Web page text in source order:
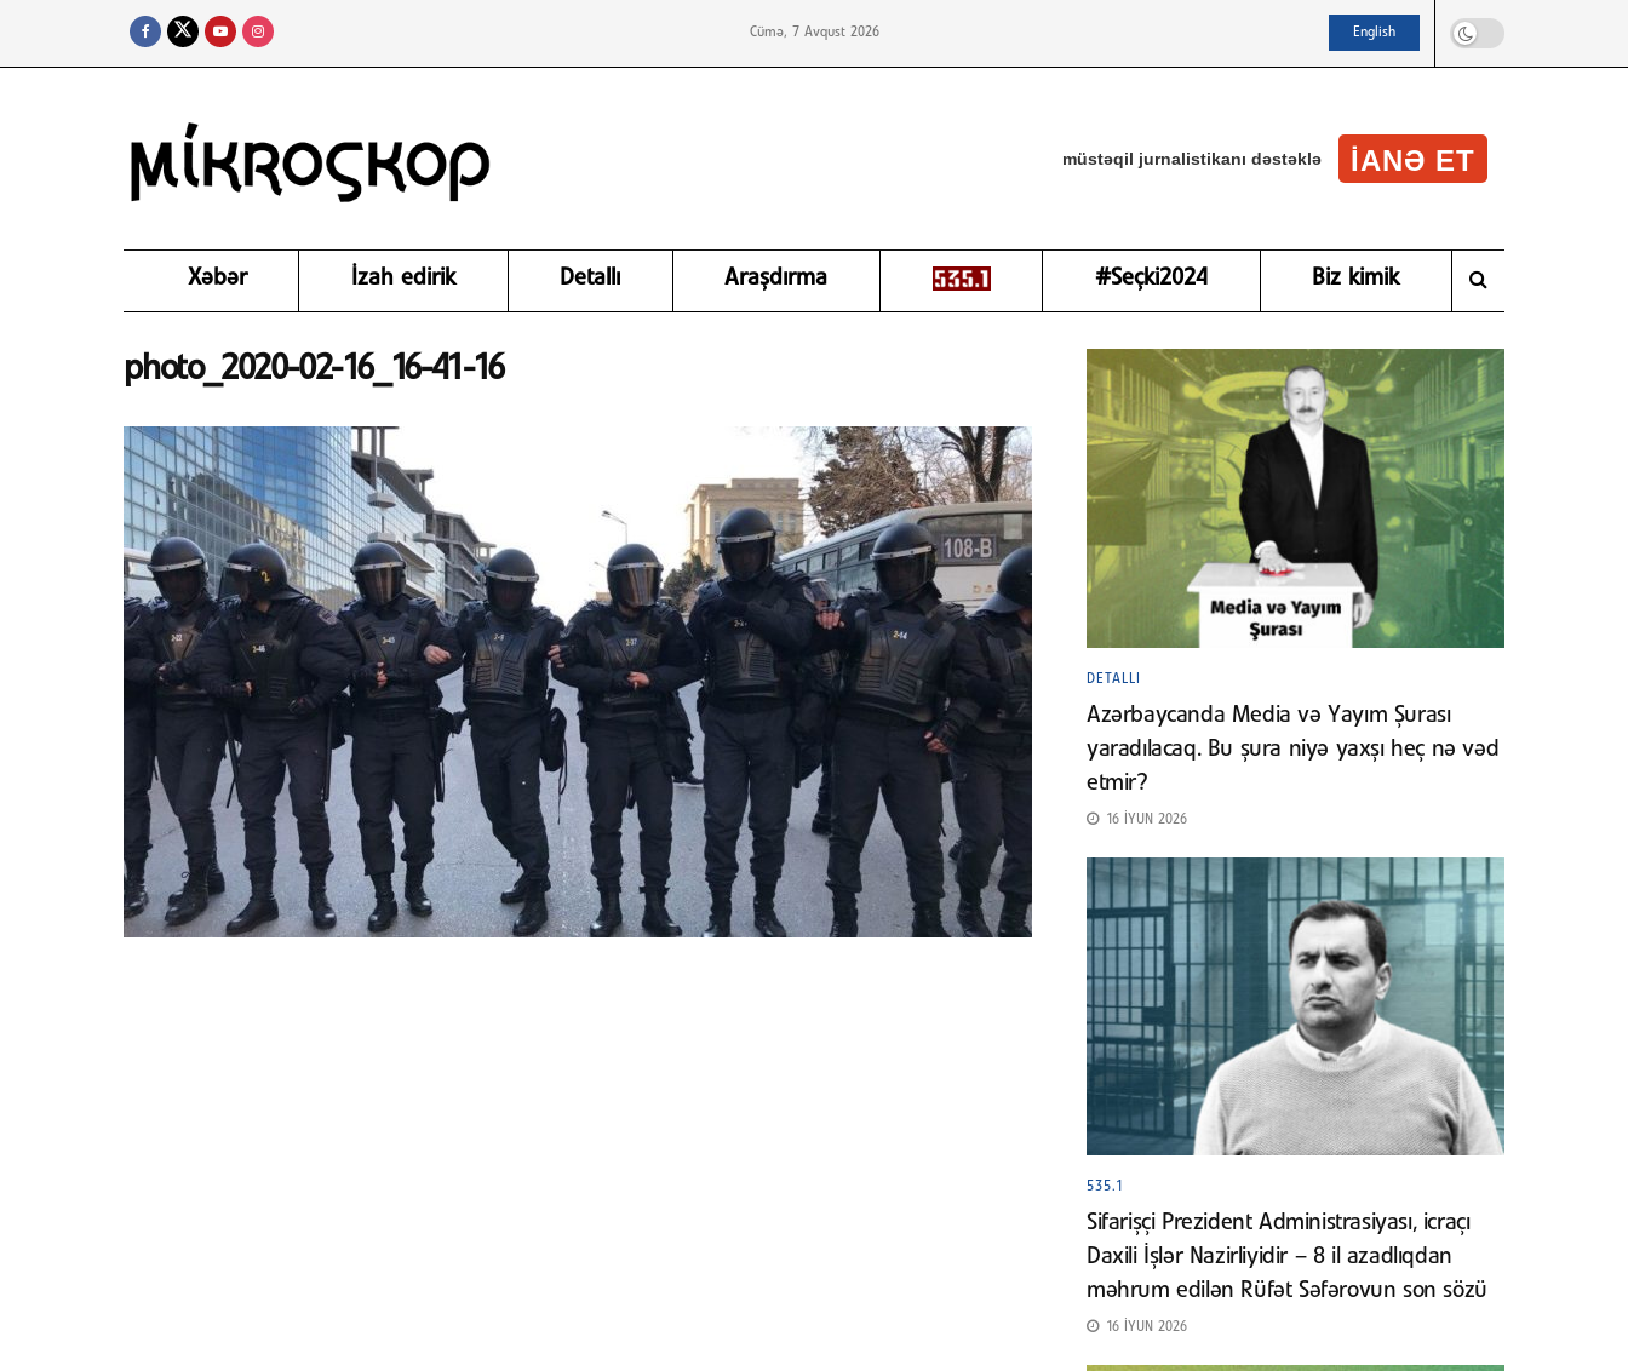
Cümə, 7 Avqust 2026 English
müstəqil jurnalistikanı dəstəklə IANƏ ET
Xəbər İzah edirik Detallı Araşdırma #Seçki2024 Biz kimik
photo_2020-02-16_16-41-16
DETALLI
Azərbaycanda Media və Yayım Şurası
yaradılacaq. Bu şura niyə yaxşı heç nə vəd
etmir?
16 İYUN 2026
535.1
Sifarişçi Prezident Administrasiyası, icraçı
Daxili İşlər Nazirliyidir – 8 il azadlıqdan
məhrum edilən Rüfət Səfərovun son sözü
16 İYUN 2026